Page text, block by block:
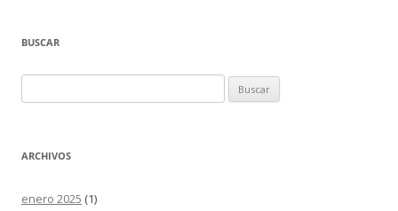
BUSCAR
ARCHIVOS
enero 2025 (1)